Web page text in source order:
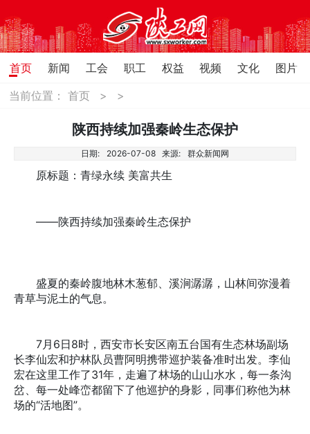
首页 新闻 工会 职工 权益 视频 文化
图片
当前位置：首页 > >
陕西持续加强秦岭生态保护
日期: 2026-07-08 来源: 群众新闻网
原标题：青绿永续 美富共生
——陕西持续加强秦岭生态保护
盛夏的秦岭腹地林木葱郁、溪涧潺潺，山林间弥漫着
青草与泥土的气息。
7月6日8时，西安市长安区南五台国有生态林场副场
长李仙宏和护林队员曹阿明携带巡护装备准时出发。李仙
宏在这里工作了31年，走遍了林场的山山水水，每一条沟
岔、每一处峰峦都留下了他巡护的身影，同事们称他为林
场的“活地图”。